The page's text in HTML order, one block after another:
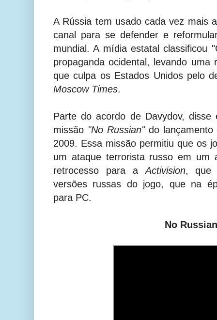
A Rússia tem usado cada vez mais
canal para se defender e
mundial. A mídia estatal classificou
propaganda ocidental, levando
que culpa os Estados Unidos pelo
Moscow Times.
Parte do acordo de Davydov,
missão "No Russian"do
2009. Essa missão permitiu que os
um ataque terrorista russo em um
retrocesso para aActivision, que
versões russas do jogo, que na
para PC.
No